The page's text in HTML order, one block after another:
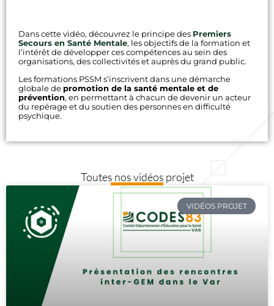
Dans cette vidéo, découvrez le principe des Premiers
Secours en Santé Mentale, les objectifs de la formation et
l’intérêt de développer ces compétences au sein des
organisations, des collectivités et auprès du grand public.
Les formations PSSM s’inscrivent dans une démarche
globale de promotion de la santé mentale et de
prévention, en permettant à chacun de devenir un acteur
du repérage et du soutien des personnes en difficulté
psychique.
Toutes nos vidéos projet
VIDÉOS PROJET